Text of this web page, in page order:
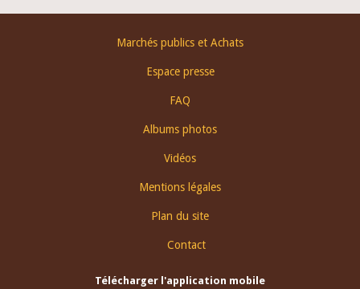
Marchés publics et Achats
Espace presse
FAQ
Albums photos
Vidéos
Mentions légales
Plan du site
Contact
Télécharger l'application mobile